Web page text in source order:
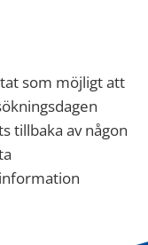
som möjligt att
tillbaka av någon